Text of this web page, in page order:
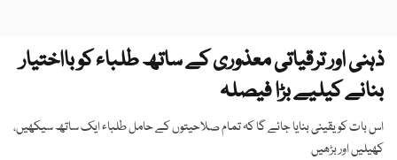
ذہنی اور ترقیاتی معذوری کے ساتھ طلباء کو بااختیار
بنانے کیلیے بڑا فیصلہ
اس بات کو یقینی بنایا جائے گا کہ تمام صلاحیتوں کے حامل طلباء ایک ساتھ سیکھیں،
کھیلیں اور بڑھیں